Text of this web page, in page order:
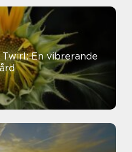
En vibrerande